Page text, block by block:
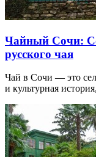
Чайный Сочи:
русского чая
Чай в Сочи — это
и культурная